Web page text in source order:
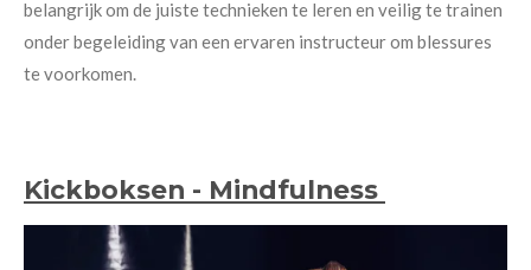
belangrijk om de juiste technieken te leren en veilig te trainen
onder begeleiding van een ervaren instructeur om blessures
te voorkomen.
Kickboksen - Mindfulness